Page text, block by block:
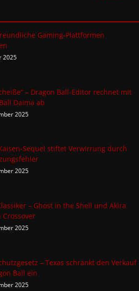
Gaming-Plattformen
2025
– Dragon Ball-Editor rechnet mit
Daima ab
2025
Sequel stiftet Verwirrung durch
2025
– Ghost in the Shell und Akira
2025
– Texas schränkt den Verkauf
Ball ein
2025